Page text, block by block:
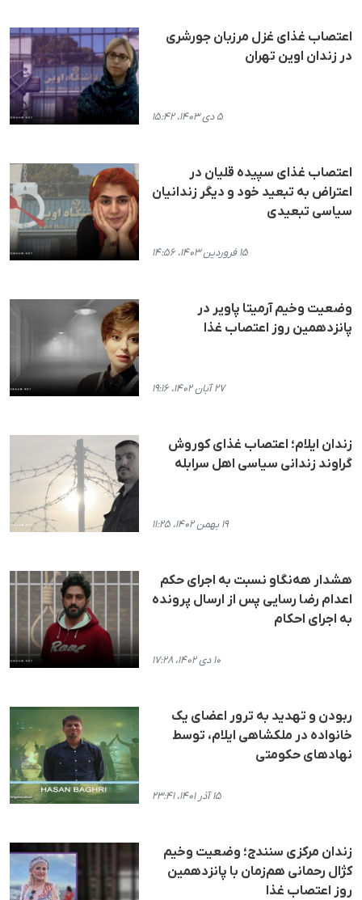
اعتصاب غذای غزل مرزبان جورشری
در زندان اوین تهران
۵ دی ۱۴۰۳، ۱۵:۴۲
اعتصاب غذای سپیده قلیان در
اعتراض به تبعید خود و دیگر زندانیان
سیاسی تبعیدی
۱۵ فروردین ۱۴۰۳، ۱۴:۵۶
وضعیت وخیم آرمیتا پاویر در
پانزدهمین روز اعتصاب غذا
۲۷ آبان ۱۴۰۲، ۱۹:۱۶
زندان ایلام؛ اعتصاب غذای کوروش
گراوند زندانی سیاسی اهل سرابله
۱۹ بهمن ۱۴۰۲، ۱۱:۲۵
هشدار هه‌نگاو نسبت به اجرای حکم
اعدام رضا رسایی پس از ارسال پرونده
به اجرای احکام
۱۰ دی ۱۴۰۲، ۱۷:۲۸
ربودن و تهدید به ترور اعضای یک
خانواده در ملکشاهی ایلام، توسط
نهادهای حکومتی
۱۵ آذر ۱۴۰۱، ۲۳:۴۱
زندان مرکزی سنندج؛ وضعیت وخیم
کژال رحمانی هم‌زمان با پانزدهمین
روز اعتصاب غذا